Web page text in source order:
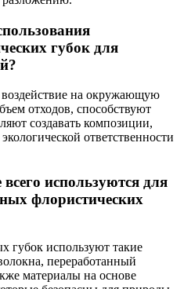
губок для
на окружающую
отходов, способствуют
создавать композиции,
ответственности
используются для
флористических
губок используют такие
переработанный
материалы на основе